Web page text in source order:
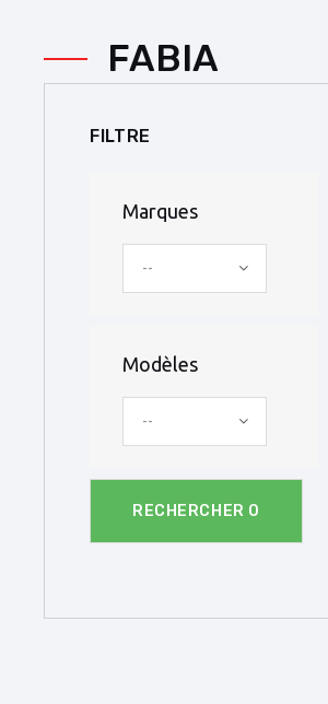
FABIA
FILTRE
Marques
--
Modèles
--
RECHERCHER 0